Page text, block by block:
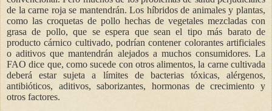
de la carne roja se mantendrán. Los híbridos de animales y plantas,
como las croquetas de pollo hechas de vegetales mezcladas con
grasa de pollo, que se espera que sean el tipo más barato de
producto cárnico cultivado, podrían contener colorantes artificiales
o aditivos que mantendrán alejados a muchos consumidores. La
FAO dice que, como sucede con otros alimentos, la carne cultivada
deberá estar sujeta a límites de bacterias tóxicas, alérgenos,
antibióticos, aditivos, saborizantes, hormonas de crecimiento y
otros factores.